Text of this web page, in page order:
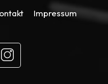
Impressum